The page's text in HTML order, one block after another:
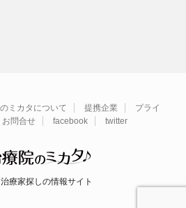
ミカタについて 提携企業
プライ
お問合せ facebook twitter
療家探しの情報サイト